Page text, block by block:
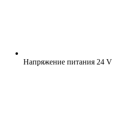
Напряжение питания 24 V